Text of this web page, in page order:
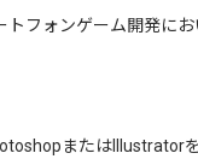
トフォンゲーム開発に
またはIllustrator